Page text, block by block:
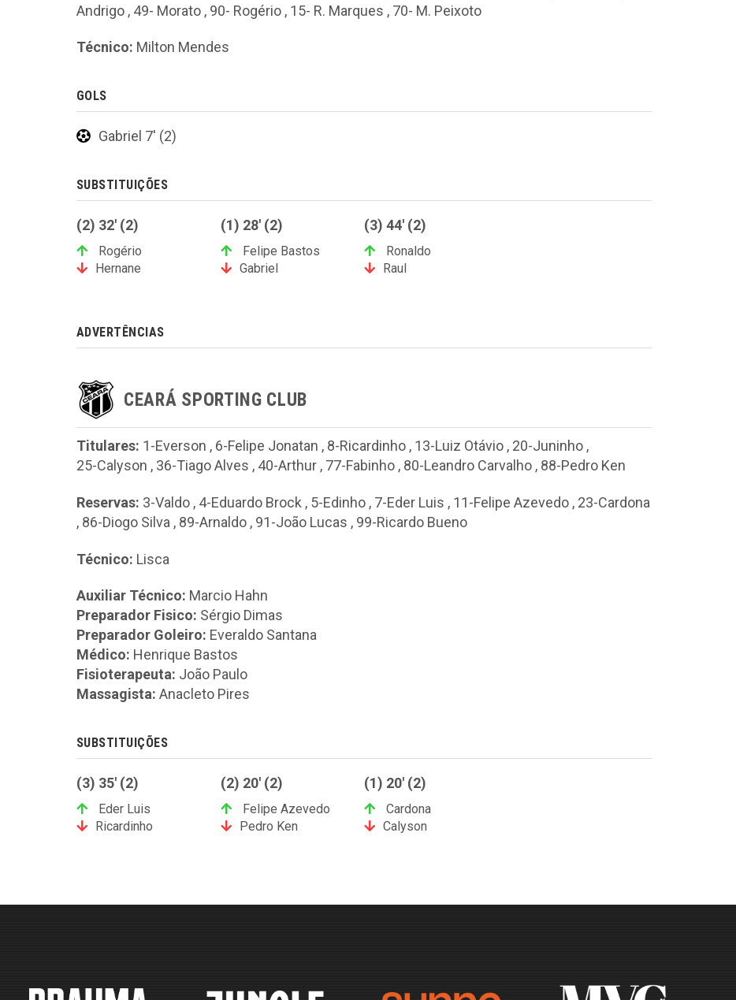
Andrigo , 49- Morato , 90- Rogério , 15- R. Marques , 70- M. Peixoto
Técnico: Milton Mendes
GOLS
Gabriel 7' (2)
SUBSTITUIÇÕES
(2) 32' (2)
Rogério
Hernane
(1) 28' (2)
Felipe Bastos
Gabriel
(3) 44' (2)
Ronaldo
Raul
ADVERTÊNCIAS
CEARÁ SPORTING CLUB
Titulares: 1-Everson , 6-Felipe Jonatan , 8-Ricardinho , 13-Luiz Otávio , 20-Juninho ,
25-Calyson , 36-Tiago Alves , 40-Arthur , 77-Fabinho , 80-Leandro Carvalho , 88-Pedro Ken
Reservas: 3-Valdo , 4-Eduardo Brock , 5-Edinho , 7-Eder Luis , 11-Felipe Azevedo , 23-Cardona
, 86-Diogo Silva , 89-Arnaldo , 91-João Lucas , 99-Ricardo Bueno
Técnico: Lisca
Auxiliar Técnico: Marcio Hahn
Preparador Fisico: Sérgio Dimas
Preparador Goleiro: Everaldo Santana
Médico: Henrique Bastos
Fisioterapeuta: João Paulo
Massagista: Anacleto Pires
SUBSTITUIÇÕES
(3) 35' (2)
Eder Luis
Ricardinho
(2) 20' (2)
Felipe Azevedo
Pedro Ken
(1) 20' (2)
Cardona
Calyson